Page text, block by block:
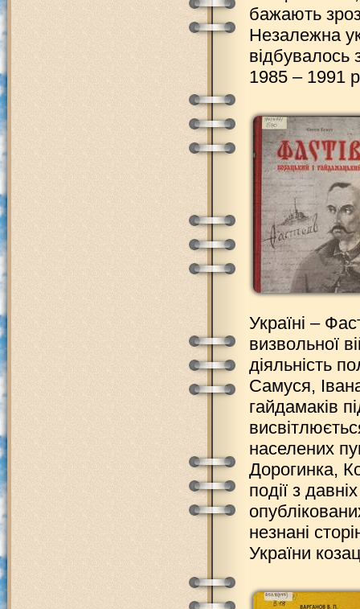
бажають
Незалежна
відбувалось
1985 – 1991
Україні –
визвольної
діяльність
Самуся,
гайдамаків
населених
Дорогинка,
події з
незнані
України